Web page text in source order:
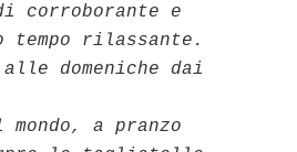
corroborante e
tempo rilassante.
domeniche dai
mondo, a pranzo